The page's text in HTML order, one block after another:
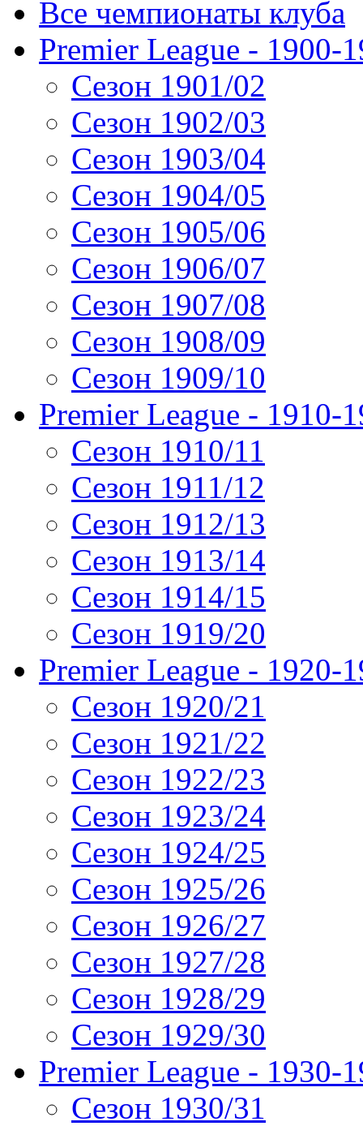
Все чемпионаты клуба
Premier League - 1900-
Сезон 1901/02
Сезон 1902/03
Сезон 1903/04
Сезон 1904/05
Сезон 1905/06
Сезон 1906/07
Сезон 1907/08
Сезон 1908/09
Сезон 1909/10
Premier League - 1910-
Сезон 1910/11
Сезон 1911/12
Сезон 1912/13
Сезон 1913/14
Сезон 1914/15
Сезон 1919/20
Premier League - 1920-
Сезон 1920/21
Сезон 1921/22
Сезон 1922/23
Сезон 1923/24
Сезон 1924/25
Сезон 1925/26
Сезон 1926/27
Сезон 1927/28
Сезон 1928/29
Сезон 1929/30
Premier League - 1930-
Сезон 1930/31